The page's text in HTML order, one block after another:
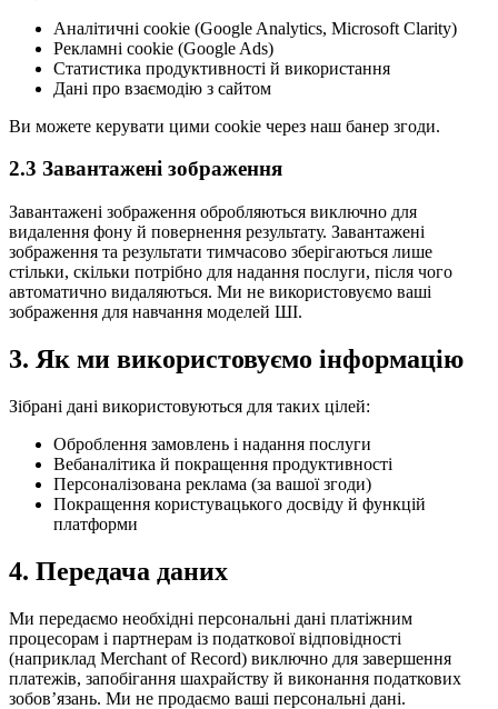
Аналітичні cookie (Google Analytics, Microsoft Clarity)
Рекламні cookie (Google Ads)
Статистика продуктивності й використання
Дані про взаємодію з сайтом
Ви можете керувати цими cookie через наш банер згоди.
2.3 Завантажені зображення
Завантажені зображення обробляються виключно для
видалення фону й повернення результату. Завантажені
зображення та результати тимчасово зберігаються лише
стільки, скільки потрібно для надання послуги, після чого
автоматично видаляються. Ми не використовуємо ваші
зображення для навчання моделей ШІ.
3. Як ми використовуємо інформацію
Зібрані дані використовуються для таких цілей:
Оброблення замовлень і надання послуги
Вебаналітика й покращення продуктивності
Персоналізована реклама (за вашої згоди)
Покращення користувацького досвіду й функцій
платформи
4. Передача даних
Ми передаємо необхідні персональні дані платіжним
процесорам і партнерам із податкової відповідності
(наприклад Merchant of Record) виключно для завершення
платежів, запобігання шахрайству й виконання податкових
зобовʼязань. Ми не продаємо ваші персональні дані.